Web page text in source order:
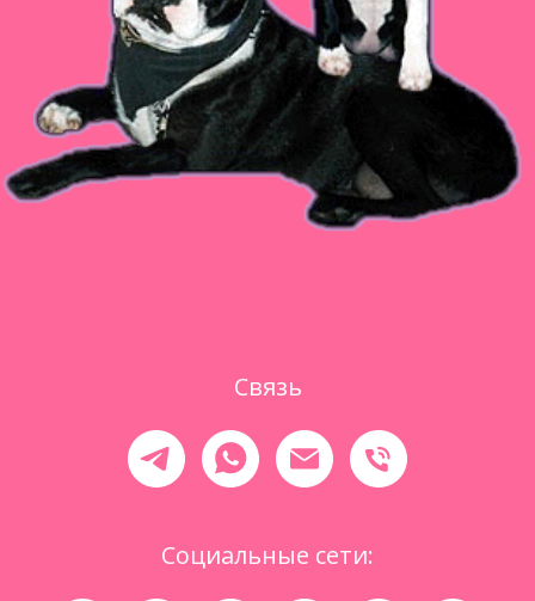
Связь
Социальные сети: